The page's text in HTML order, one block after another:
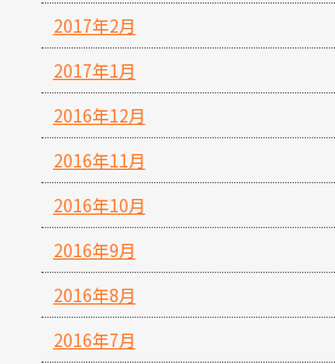
2017年2月
2017年1月
2016年12月
2016年11月
2016年10月
2016年9月
2016年8月
2016年7月